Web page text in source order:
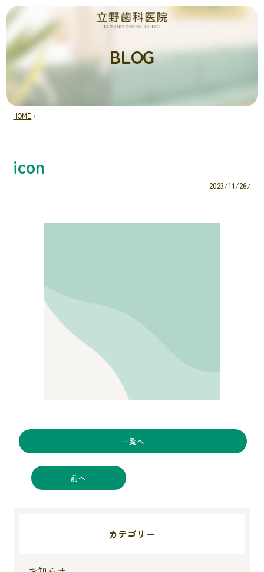
BLOG
HOME ›
icon
2023/11/26/
前へ
一覧へ
カテゴリー